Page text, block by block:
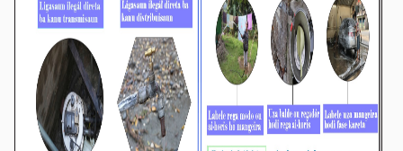
BTL, E.P Partisipa iha Enkontru Koordenasaun
hodi Deskute Kestaun Bee Moos, Eletrisidade
no Lixu iha Díli